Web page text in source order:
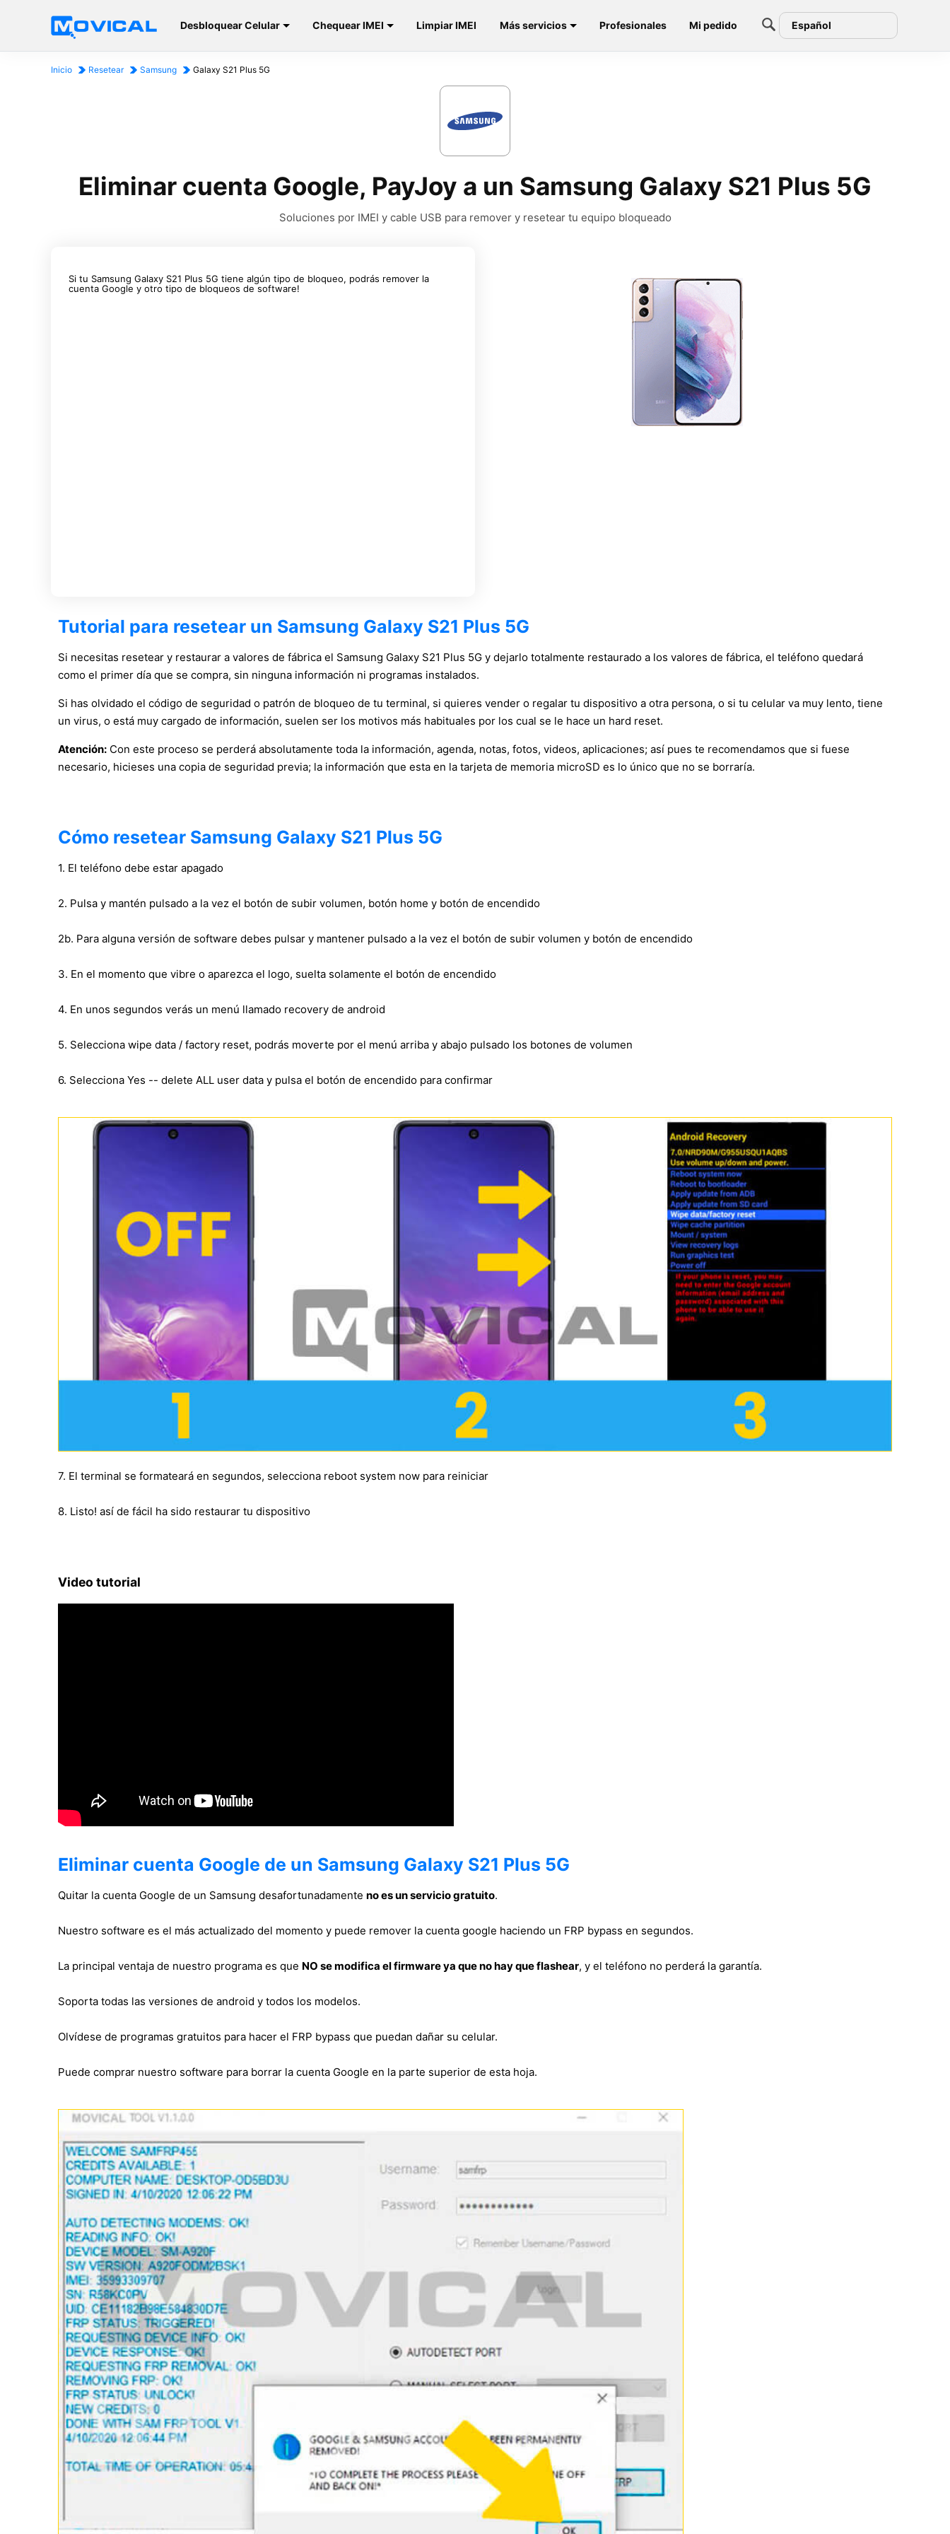
Desbloquear Celular Chequear IMEI Limpiar IMEI Más servicios Profesionales Mi pedido Español
Inicio Resetear Samsung Galaxy S21 Plus 5G
Eliminar cuenta Google, PayJoy a un Samsung Galaxy S21 Plus 5G
Soluciones por IMEI y cable USB para remover y resetear tu equipo bloqueado
Si tu Samsung Galaxy S21 Plus 5G tiene algún tipo de bloqueo, podrás remover la
cuenta Google y otro tipo de bloqueos de software!
Tutorial para resetear un Samsung Galaxy S21 Plus 5G
Si necesitas resetear y restaurar a valores de fábrica el Samsung Galaxy S21 Plus 5G y dejarlo totalmente restaurado a los valores de fábrica, el teléfono quedará
como el primer día que se compra, sin ninguna información ni programas instalados.
Si has olvidado el código de seguridad o patrón de bloqueo de tu terminal, si quieres vender o regalar tu dispositivo a otra persona, o si tu celular va muy lento, tiene
un virus, o está muy cargado de información, suelen ser los motivos más habituales por los cual se le hace un hard reset.
Atención: Con este proceso se perderá absolutamente toda la información, agenda, notas, fotos, videos, aplicaciones; así pues te recomendamos que si fuese
necesario, hicieses una copia de seguridad previa; la información que esta en la tarjeta de memoria microSD es lo único que no se borraría.
Cómo resetear Samsung Galaxy S21 Plus 5G
1. El teléfono debe estar apagado
2. Pulsa y mantén pulsado a la vez el botón de subir volumen, botón home y botón de encendido
2b. Para alguna versión de software debes pulsar y mantener pulsado a la vez el botón de subir volumen y botón de encendido
3. En el momento que vibre o aparezca el logo, suelta solamente el botón de encendido
4. En unos segundos verás un menú llamado recovery de android
5. Selecciona wipe data / factory reset, podrás moverte por el menú arriba y abajo pulsado los botones de volumen
6. Selecciona Yes -- delete ALL user data y pulsa el botón de encendido para confirmar
7. El terminal se formateará en segundos, selecciona reboot system now para reiniciar
8. Listo! así de fácil ha sido restaurar tu dispositivo
Video tutorial
Eliminar cuenta Google de un Samsung Galaxy S21 Plus 5G
Quitar la cuenta Google de un Samsung desafortunadamente no es un servicio gratuito.
Nuestro software es el más actualizado del momento y puede remover la cuenta google haciendo un FRP bypass en segundos.
La principal ventaja de nuestro programa es que NO se modifica el firmware ya que no hay que flashear, y el teléfono no perderá la garantía.
Soporta todas las versiones de android y todos los modelos.
Olvídese de programas gratuitos para hacer el FRP bypass que puedan dañar su celular.
Puede comprar nuestro software para borrar la cuenta Google en la parte superior de esta hoja.